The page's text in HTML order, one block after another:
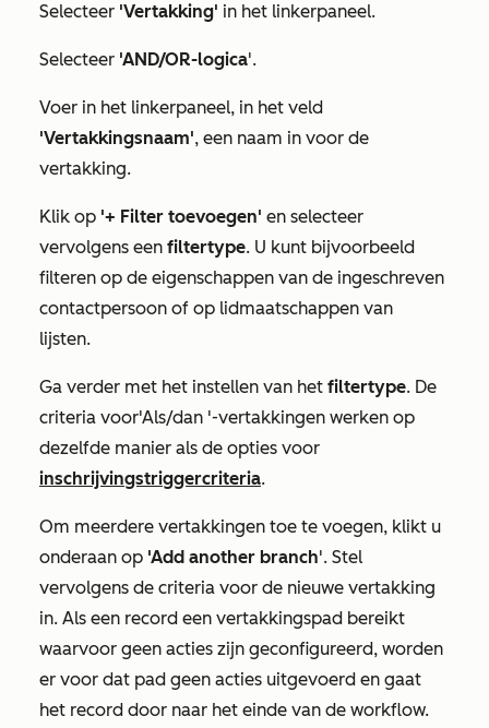
Selecteer 'Vertakking' in het linkerpaneel.
Selecteer 'AND/OR-logica'.
Voer in het linkerpaneel, in het veld
'Vertakkingsnaam', een naam in voor de
vertakking.
Klik op '+ Filter toevoegen' en selecteer
vervolgens een filtertype. U kunt bijvoorbeeld
filteren op de eigenschappen van de ingeschreven
contactpersoon of op lidmaatschappen van
lijsten.
Ga verder met het instellen van het filtertype. De
criteria voor'Als/dan '-vertakkingen werken op
dezelfde manier als de opties voor
inschrijvingstriggercriteria.
Om meerdere vertakkingen toe te voegen, klikt u
onderaan op 'Add another branch'. Stel
vervolgens de criteria voor de nieuwe vertakking
in. Als een record een vertakkingspad bereikt
waarvoor geen acties zijn geconfigureerd, worden
er voor dat pad geen acties uitgevoerd en gaat
het record door naar het einde van de workflow.